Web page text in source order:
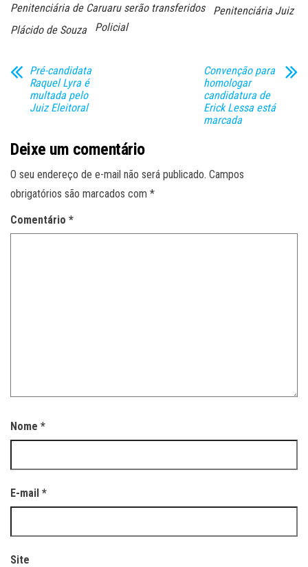
Penitenciária de Caruaru serão transferidos
Penitenciária Juiz
Plácido de Souza
Policial
Pré-candidata
Raquel Lyra é
multada pelo
Juiz Eleitoral
Convenção para
homologar
candidatura de
Erick Lessa está
marcada
Deixe um comentário
O seu endereço de e-mail não será publicado. Campos
obrigatórios são marcados com *
Comentário *
Nome *
E-mail *
Site